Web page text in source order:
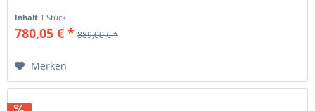
Inhalt 1 Stück
780,05 € * 889,00 € *
Merken